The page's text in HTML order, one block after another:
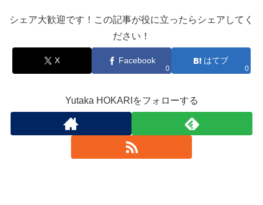
シェア大歓迎です！この記事が役に立ったらシェアしてく
ださい！
X Facebook
0
はてブ
0
Yutaka HOKARIをフォローする